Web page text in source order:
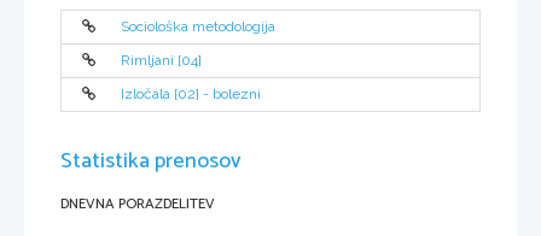
Sociološka metodologija
Rimljani [04]
Izločala [02] - bolezni
Statistika prenosov
DNEVNA PORAZDELITEV